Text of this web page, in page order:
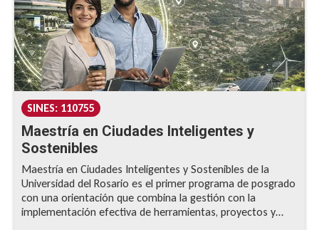
SINES: 110755
Maestría en Ciudades Inteligentes y
Sostenibles
Maestría en Ciudades Inteligentes y Sostenibles de la
Universidad del Rosario es el primer programa de posgrado
con una orientación que combina la gestión con la
implementación efectiva de herramientas, proyectos y